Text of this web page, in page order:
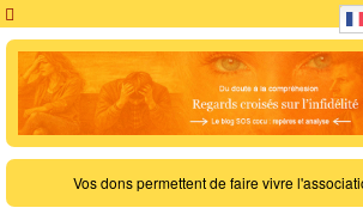
Vos dons permettent de faire vivre